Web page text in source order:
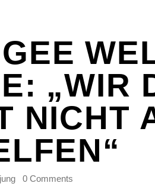
„WIR
NICHT
0 Comments